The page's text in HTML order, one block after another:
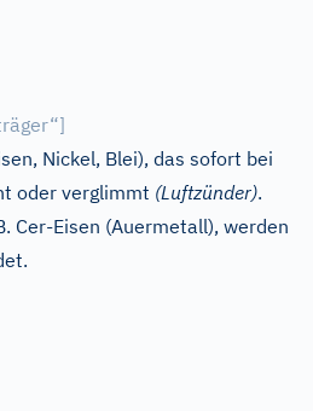
]
Nickel, Blei), das sofort bei
oder verglimmt (Luftzünder).
Cer-Eisen (Auermetall), werden